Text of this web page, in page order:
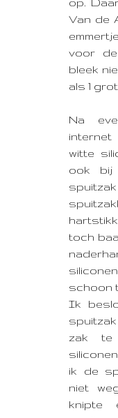
op.
Van de
voor
bleek
als 1
Na
witte
ook
toch
schoon
Ik
zak te
ik de
niet
knipte